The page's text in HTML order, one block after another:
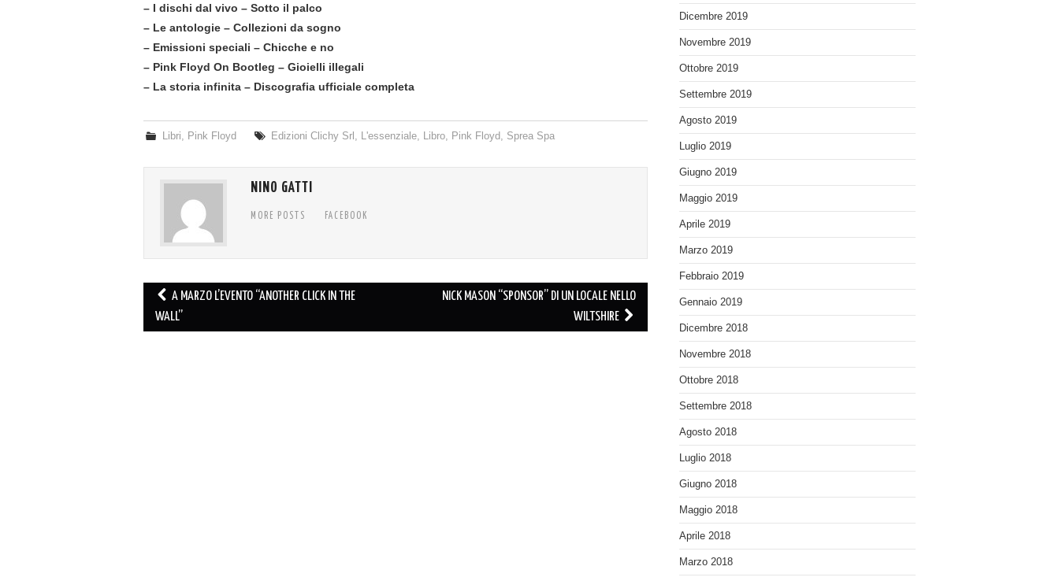
– I dischi dal vivo – Sotto il palco
– Le antologie – Collezioni da sogno
– Emissioni speciali – Chicche e no
– Pink Floyd On Bootleg – Gioielli illegali
– La storia infinita – Discografia ufficiale completa
Libri Pink Floyd Edizioni Clichy Srl L'essenziale Libro Pink Floyd Sprea Spa
NINO GATTI
MORE POSTS FACEBOOK
Post
navigation
A MARZO L’EVENTO “ANOTHER CLICK IN THE
WALL”
NICK MASON “SPONSOR” DI UN LOCALE NELLO
WILTSHIRE
Dicembre 2019
Novembre 2019
Ottobre 2019
Settembre 2019
Agosto 2019
Luglio 2019
Giugno 2019
Maggio 2019
Aprile 2019
Marzo 2019
Febbraio 2019
Gennaio 2019
Dicembre 2018
Novembre 2018
Ottobre 2018
Settembre 2018
Agosto 2018
Luglio 2018
Giugno 2018
Maggio 2018
Aprile 2018
Marzo 2018